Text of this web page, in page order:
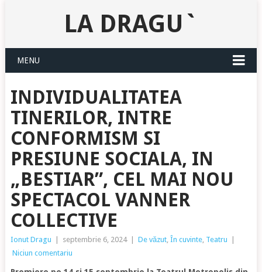
LA DRAGU`
MENU
INDIVIDUALITATEA
TINERILOR, INTRE
CONFORMISM SI
PRESIUNE SOCIALA, IN
„BESTIAR”, CEL MAI NOU
SPECTACOL VANNER
COLLECTIVE
Ionut Dragu septembrie 6, 2024 De văzut, În cuvinte, Teatru
Niciun comentariu